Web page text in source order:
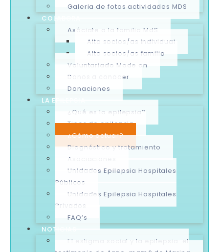
Galeria de fotos actividades MDS
COLABORA
Asóciate a la familia MdS
Alta socios/as individual
Alta socios/as familia
Voluntariado Mode on
Danos a conocer
Donaciones
LA EPILEPSIA
¿Qué es la epilepsia?
Tipos de epilepsia
¿Cómo actuar?
Diagnóstico y tratamiento
Asociaciones
Unidades Epilepsia Hospitales
Públicos
Unidades Epilepsia Hospitales
Privados
FAQ’s
NOTICIAS
El estigma social y la epilepsia: el